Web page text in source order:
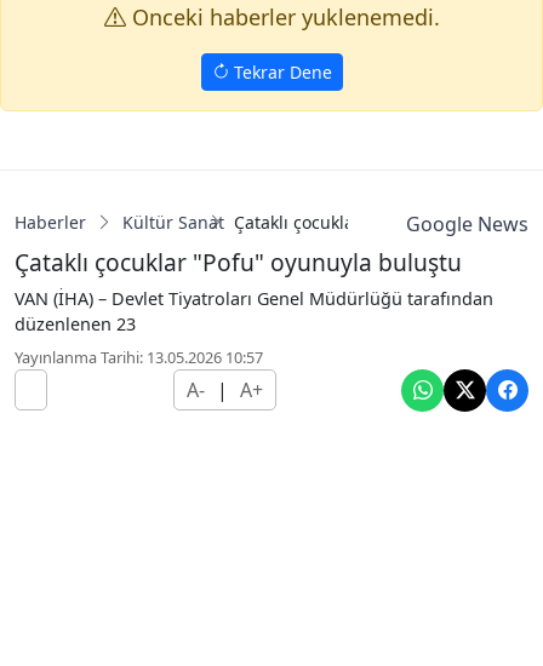
Onceki haberler yuklenemedi.
Tekrar Dene
Haberler Kültür Sanat Çataklı çocuklar "Pofu" oyunuyla
Google News
Çataklı çocuklar "Pofu" oyunuyla buluştu
VAN (İHA) – Devlet Tiyatroları Genel Müdürlüğü tarafından
düzenlenen 23
Yayınlanma Tarihi: 13.05.2026 10:57
A- | A+